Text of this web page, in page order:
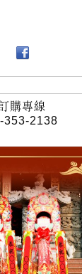
購專線
353-2138